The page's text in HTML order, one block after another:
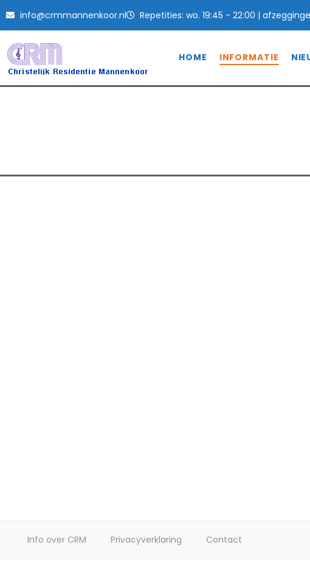
info@crmmannenkoor.nl Repetities: wo. 19:45 - 22:00 |
HOME INFORMATIE
Info over CRM Privacyverklaring Contact